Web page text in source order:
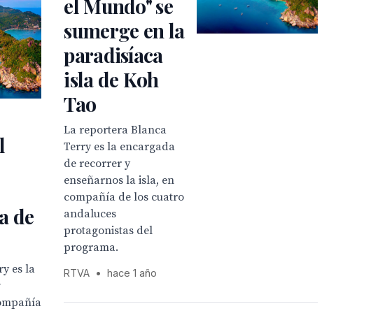
de
es la
el Mundo" se
sumerge en la
paradisíaca
isla de Koh
Tao
La reportera Blanca
Terry es la encargada
de recorrer y
enseñarnos la isla, en
compañía de los cuatro
andaluces
protagonistas del
programa.
RTVA • hace 1 año